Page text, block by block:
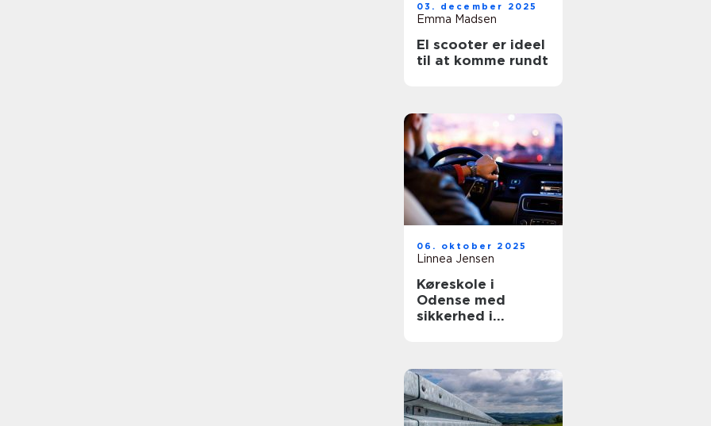
03. december 2025
Emma Madsen
El scooter er ideel
til at komme rundt
06. oktober 2025
Linnea Jensen
Køreskole i
Odense med
sikkerhed i